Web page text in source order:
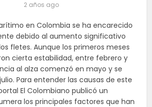
2 años ago
en Colombia se ha encarecido
debido al aumento significativo
fletes. Aunque los primeros meses
cierta estabilidad, entre febrero y
al alza comenzó en mayo y se
Para entender las causas de este
El Colombiano publicó un
los principales factores que han